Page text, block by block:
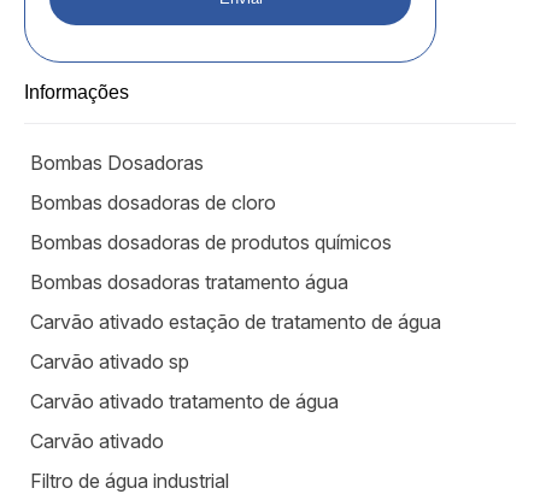
Informações
Bombas Dosadoras
Bombas dosadoras de cloro
Bombas dosadoras de produtos químicos
Bombas dosadoras tratamento água
Carvão ativado estação de tratamento de água
Carvão ativado sp
Carvão ativado tratamento de água
Carvão ativado
Filtro de água industrial